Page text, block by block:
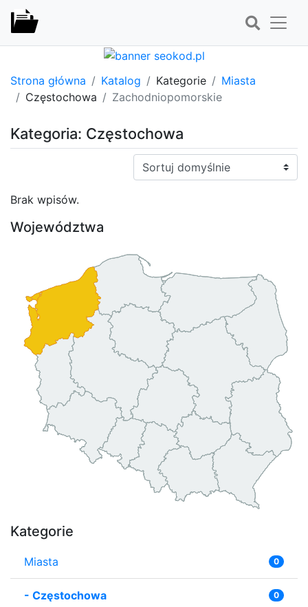
Strona główna Katalog Kategorie
Miasta
Częstochowa
Zachodniopomorskie
Kategoria: Częstochowa
Sortuj:
Brak wpisów.
Województwa
Kategorie
Miasta 0
- Częstochowa 0